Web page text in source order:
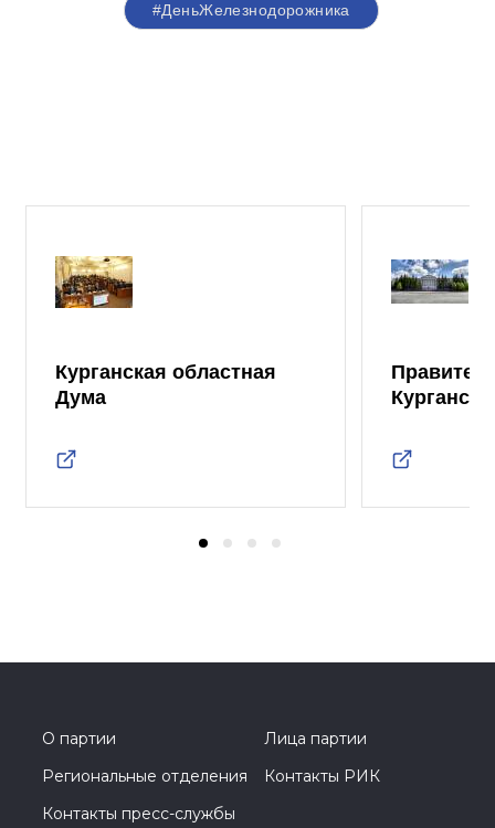
#ДеньЖелезнодорожника
Курганская областная
Дума
О партии
Лица партии
Региональные отделения
Контакты РИК
Контакты пресс-службы